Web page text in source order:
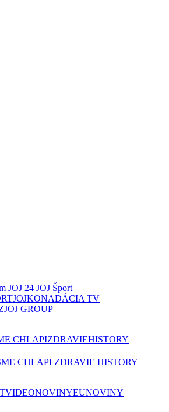
JOJ 24 JOJ Šport
JOJKONADÁCIA TV
JOJ GROUP
CHLAPIZDRAVIEHISTORY
CHLAPI ZDRAVIE HISTORY
VIDEONOVINYEUNOVINY